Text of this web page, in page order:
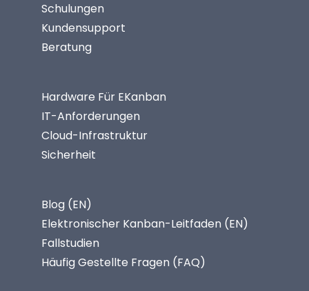
Schulungen
Kundensupport
Beratung
Hardware Für EKanban
IT-Anforderungen
Cloud-Infrastruktur
Sicherheit
Blog (EN)
Elektronischer Kanban-Leitfaden (EN)
Fallstudien
Häufig Gestellte Fragen (FAQ)